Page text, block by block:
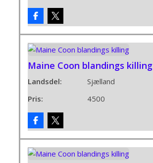
Maine Coon blandings killing
Landsdel:
Sjælland
Pris:
4500